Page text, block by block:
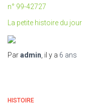
n° 99-42727
La petite histoire du jour
Paradmin , il y a 6 ans
HISTOIRE